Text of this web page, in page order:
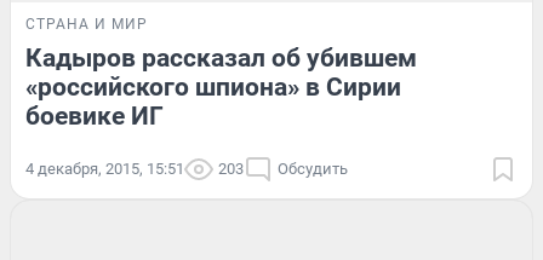
СТРАНА И МИР
Кадыров рассказал об убившем
«российского шпиона» в Сирии
боевике ИГ
4 декабря, 2015, 15:51 203 Обсудить